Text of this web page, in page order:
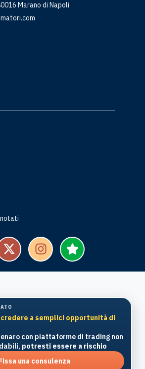
Marano di Napoli
a semplici opportunità di
con piattaforme di trading non
potresti essere a rischio
una consulenza